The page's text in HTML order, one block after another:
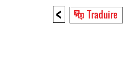
< Traduire